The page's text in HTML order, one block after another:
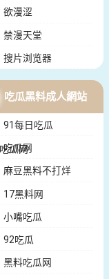
欲漫涩
禁漫天堂
搜片浏览器
吃瓜黑料成人網站
91每日吃瓜
吃瓜网
麻豆黑料不打烊
17黑料网
小嘴吃瓜
92吃瓜
黑料吃瓜网